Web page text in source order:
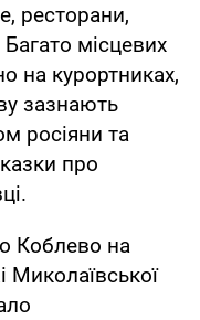
ресторани,
місцевих
на курортниках,
зазнають
росіяни та
про
Коблево на